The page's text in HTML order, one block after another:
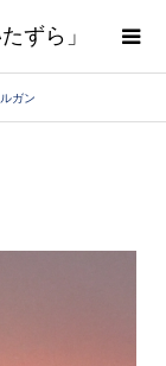
ずら」
ガン